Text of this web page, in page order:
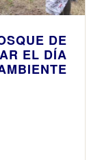
DE
EL DÍA